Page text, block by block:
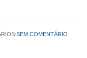
SEM COMENTÁRIO